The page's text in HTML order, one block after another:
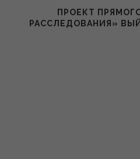
ПРОЕКТ ПРЯМОГО
РАССЛЕДОВАНИЯ»